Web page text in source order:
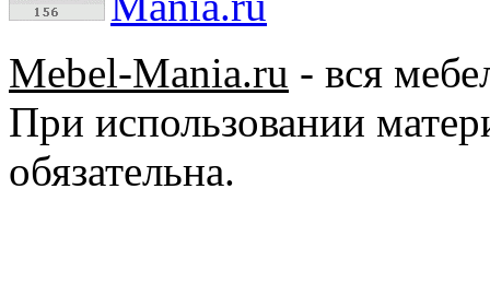
Mebel-Mania.ru - вся
При использовании
обязательна.